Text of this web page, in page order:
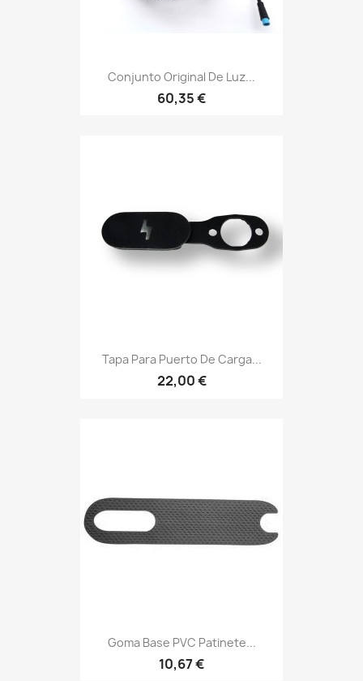
Conjunto Original De Luz...
60,35 €
Tapa Para Puerto De Carga...
22,00 €
Goma Base PVC Patinete...
10,67 €